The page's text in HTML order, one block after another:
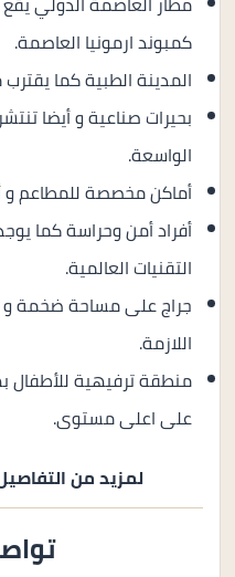
كمبوند ارمونيا العاصمة.
المدينة الطبية كما
بحيرات صناعية و أيضا
الواسعة.
أماكن مخصصة للمطاعم و
أفراد أمن وحراسة كما
التقنيات العالمية.
جراج على مساحة ضخمة و
اللازمة.
منطقة ترفيهية للأطفال
على اعلى مستوى.
لمزيد من